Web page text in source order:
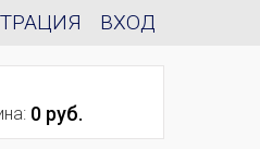
ВХОД
0 руб.